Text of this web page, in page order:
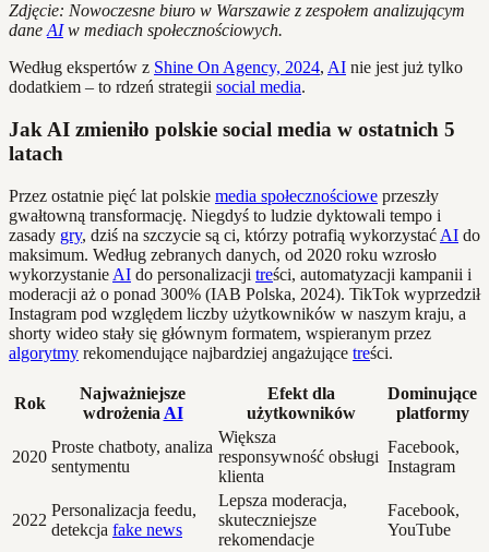
Zdjęcie: Nowoczesne biuro w Warszawie z zespołem analizującym
dane AIw mediach społecznościowych.
Według ekspertów z Shine On Agency, 2024, AI nie jest już tylko
dodatkiem – to rdzeń strategii social media.
Jak AI zmieniło polskie social media w ostatnich 5
latach
Przez ostatnie pięć lat polskie media społecznościowe przeszły
gwałtowną transformację. Niegdyś to ludzie dyktowali tempo i
zasady gry, dziś na szczycie są ci, którzy potrafią wykorzystać AI do
maksimum. Według zebranych danych, od 2020 roku wzrosło
wykorzystanie AI do personalizacji treści, automatyzacji kampanii i
moderacji aż o ponad 300% (IAB Polska, 2024). TikTok wyprzedził
Instagram pod względem liczby użytkowników w naszym kraju, a
shorty wideo stały się głównym formatem, wspieranym przez
algorytmy rekomendujące najbardziej angażujące treści.
Rok
Najważniejsze
wdrożenia AI
Efekt dla
użytkowników
Dominujące
platformy
2020
Proste chatboty, analiza
sentymentu
Większa
responsywność obsługi
klienta
Facebook,
Instagram
2022
Personalizacja feedu,
detekcja fake news
Lepsza moderacja,
skuteczniejsze
rekomendacje
Facebook,
YouTube